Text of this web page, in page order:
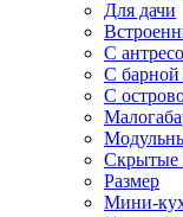
Для дачи
С
С барной
С
Скрытые
Размер
Мини-